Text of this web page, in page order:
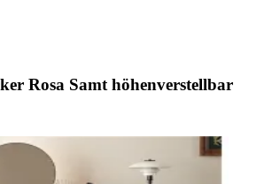
Rosa Samt höhenverstellbar